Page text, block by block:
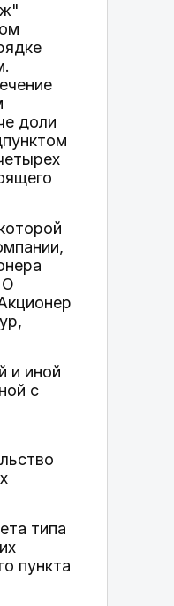
доли
и иной
с
типа
пункта